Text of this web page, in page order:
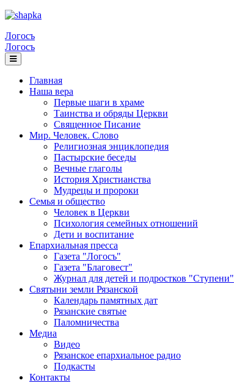
Логосъ
Логосъ
Главная
Наша вера
Первые шаги в храме
Таинства и обряды Церкви
Священное Писание
Мир. Человек. Слово
Религиозная энциклопедия
Пастырские беседы
Вечные глаголы
История Христианства
Мудрецы и пророки
Семья и общество
Человек в Церкви
Психология семейных отношений
Дети и воспитание
Епархиальная пресса
Газета "Логосъ"
Газета "Благовест"
Журнал для детей и подростков "Ступени"
Святыни земли Рязанской
Календарь памятных дат
Рязанские святые
Паломничества
Медиа
Видео
Рязанское епархиальное радио
Подкасты
Контакты